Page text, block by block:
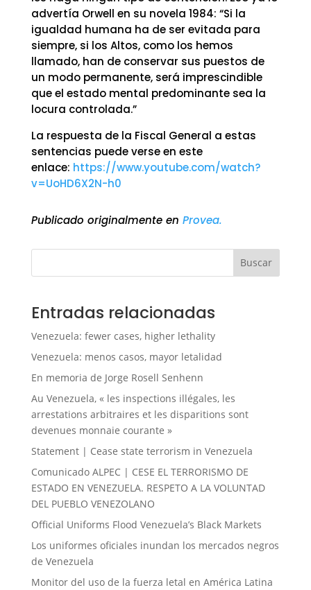
advertía Orwell en su novela 1984: “Si la
igualdad humana ha de ser evitada para
siempre, si los Altos, como los hemos
llamado, han de conservar sus puestos de
un modo permanente, será imprescindible
que el estado mental predominante sea la
locura controlada.”
La respuesta de la Fiscal General a estas
sentencias puede verse en este
enlace: https://www.youtube.com/watch?
v=UoHD6X2N-h0
Publicado originalmente en Provea.
Buscar
Entradas relacionadas
Venezuela: fewer cases, higher lethality
Venezuela: menos casos, mayor letalidad
En memoria de Jorge Rosell Senhenn
Au Venezuela, « les inspections illégales, les
arrestations arbitraires et les disparitions sont
devenues monnaie courante »
Statement | Cease state terrorism in Venezuela
Comunicado ALPEC | CESE EL TERRORISMO DE
ESTADO EN VENEZUELA. RESPETO A LA VOLUNTAD
DEL PUEBLO VENEZOLANO
Official Uniforms Flood Venezuela’s Black Markets
Los uniformes oficiales inundan los mercados negros
de Venezuela
Monitor del uso de la fuerza letal en América Latina